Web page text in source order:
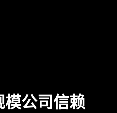
模公司信赖